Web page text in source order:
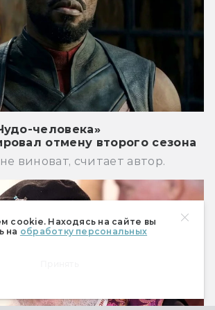
cookie. Находясь на сайте вы
на обработку персональных
человека»
отмену второго сезона
виноват, считает автор.